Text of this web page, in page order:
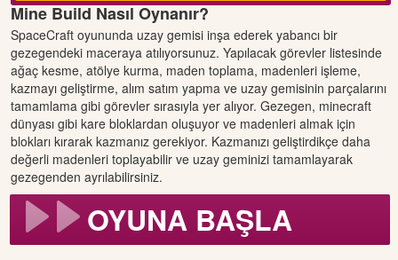
Mine Build Nasıl Oynanır?
SpaceCraft oyununda uzay gemisi inşa ederek yabancı bir
gezegendeki maceraya atılıyorsunuz. Yapılacak görevler listesinde
ağaç kesme, atölye kurma, maden toplama, madenleri işleme,
kazmayı geliştirme, alım satım yapma ve uzay gemisinin parçalarını
tamamlama gibi görevler sırasıyla yer alıyor. Gezegen, minecraft
dünyası gibi kare bloklardan oluşuyor ve madenleri almak için
blokları kırarak kazmanız gerekiyor. Kazmanızı geliştirdikçe daha
değerli madenleri toplayabilir ve uzay geminizi tamamlayarak
gezegenden ayrılabilirsiniz.
OYUNA BAŞLA